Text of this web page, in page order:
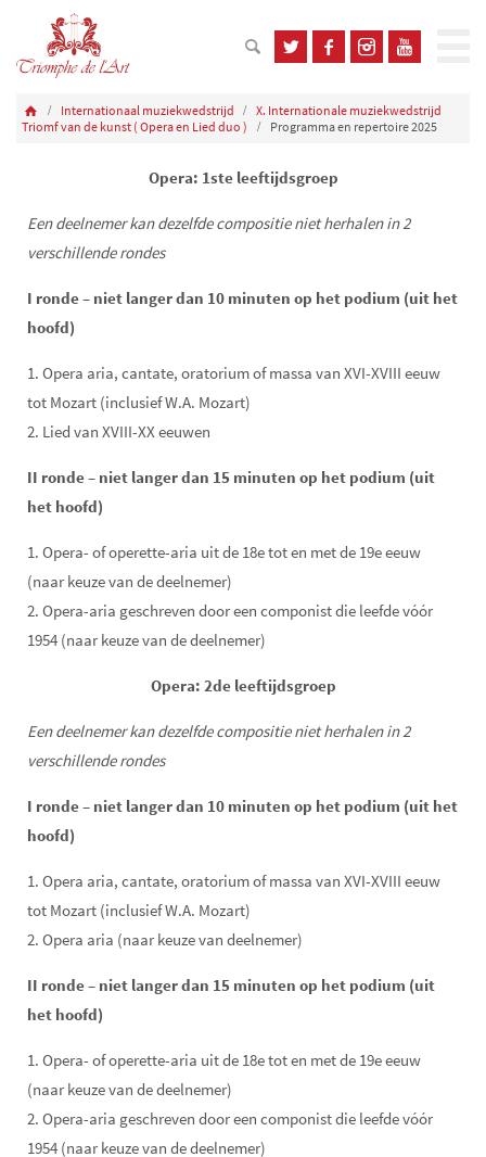
Internationaal muziekwedstrijd
X. Internationale muziekwedstrijd
Triomf van de kunst ( Opera en Lied duo )
Programma en repertoire 2025
Opera: 1ste leeftijdsgroep
Een deelnemer kan dezelfde compositie niet herhalen in 2
verschillende rondes
I ronde – niet langer dan 10 minuten op het podium (uit het
hoofd)
1. Opera aria, cantate, oratorium of massa van XVI-XVIII eeuw
tot Mozart (inclusief W.A. Mozart)
2. Lied van XVIII-XX eeuwen
II ronde – niet langer dan 15 minuten op het podium (uit
het hoofd)
1. Opera- of operette-aria uit de 18e tot en met de 19e eeuw
(naar keuze van de deelnemer)
2. Opera-aria geschreven door een componist die leefde vóór
1954 (naar keuze van de deelnemer)
Opera: 2de leeftijdsgroep
Een deelnemer kan dezelfde compositie niet herhalen in 2
verschillende rondes
I ronde – niet langer dan 10 minuten op het podium (uit het
hoofd)
1. Opera aria, cantate, oratorium of massa van XVI-XVIII eeuw
tot Mozart (inclusief W.A. Mozart)
2. Opera aria (naar keuze van deelnemer)
II ronde – niet langer dan 15 minuten op het podium (uit
het hoofd)
1. Opera- of operette-aria uit de 18e tot en met de 19e eeuw
(naar keuze van de deelnemer)
2. Opera-aria geschreven door een componist die leefde vóór
1954 (naar keuze van de deelnemer)